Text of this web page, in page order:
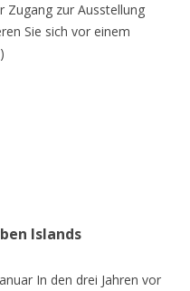
Zugang zur Ausstellung
Sie sich vor einem
Islands
In den drei Jahren vor